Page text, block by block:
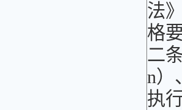
法
格
二
n）
执